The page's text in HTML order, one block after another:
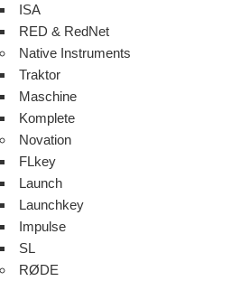
ISA
RED & RedNet
Native Instruments
Traktor
Maschine
Komplete
Novation
FLkey
Launch
Launchkey
Impulse
SL
RØDE